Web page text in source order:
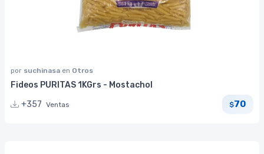
por suchinasa en Otros
Fideos PURITAS 1KGrs - Mostachol
+357 Ventas $70